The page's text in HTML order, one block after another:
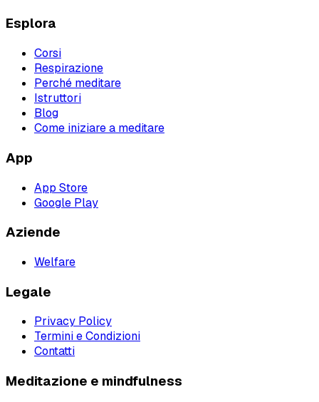
Esplora
Corsi
Respirazione
Perché meditare
Istruttori
Blog
Come iniziare a meditare
App
App Store
Google Play
Aziende
Welfare
Legale
Privacy Policy
Termini e Condizioni
Contatti
Meditazione e mindfulness